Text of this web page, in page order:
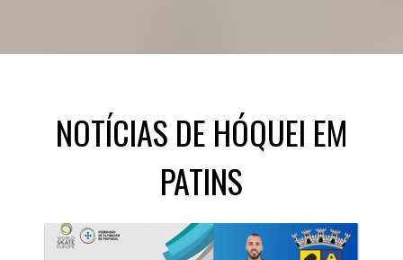
NOTÍCIAS DE HÓQUEI EM
PATINS